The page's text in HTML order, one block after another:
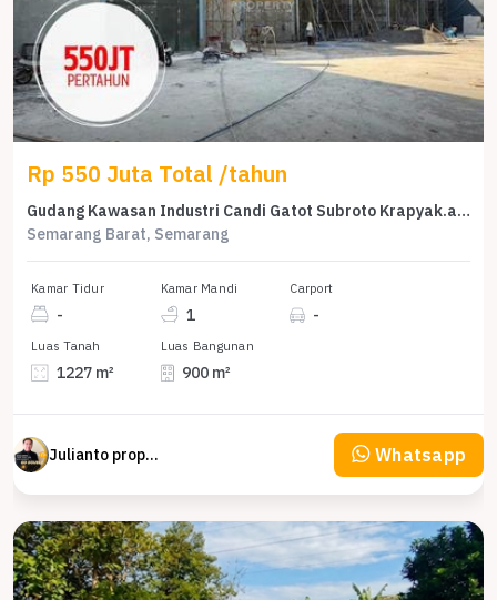
Rp 550 Juta Total /tahun
Gudang Kawasan Industri Candi Gatot Subroto Krapyak.akses Tronton
Semarang Barat, Semarang
Kamar Tidur
-
Kamar Mandi
1
Carport
-
Luas Tanah
1227 m²
Luas Bangunan
900 m²
Julianto property Julianto Whatsapp